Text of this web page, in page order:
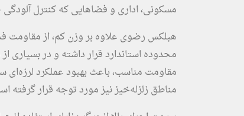
مسکونی، اداری و فضاهایی که کنترل
هبلکس رضوی علاوه بر وزن کم، از مقاومت
محدوده استاندارد قرار داشته و در بسیاری
مقاومت مناسب، باعث بهبود عملکرد
مناطق زلزله‌خیز نیز مورد توجه قرار گرفته